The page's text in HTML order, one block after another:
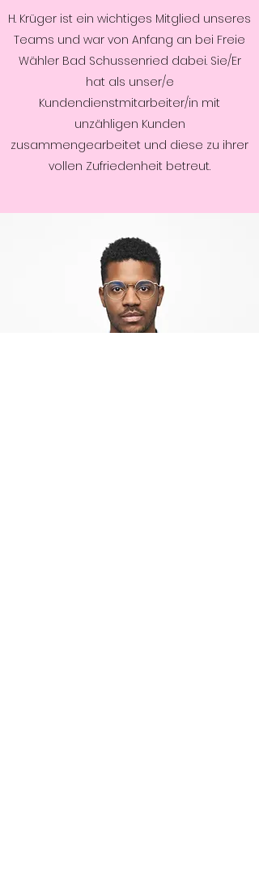
H. Krüger ist ein wichtiges Mitglied unseres
Teams und war von Anfang an bei Freie
Wähler Bad Schussenried dabei. Sie/Er
hat als unser/e
Kundendienstmitarbeiter/in mit
unzähligen Kunden
zusammengearbeitet und diese zu ihrer
vollen Zufriedenheit betreut.